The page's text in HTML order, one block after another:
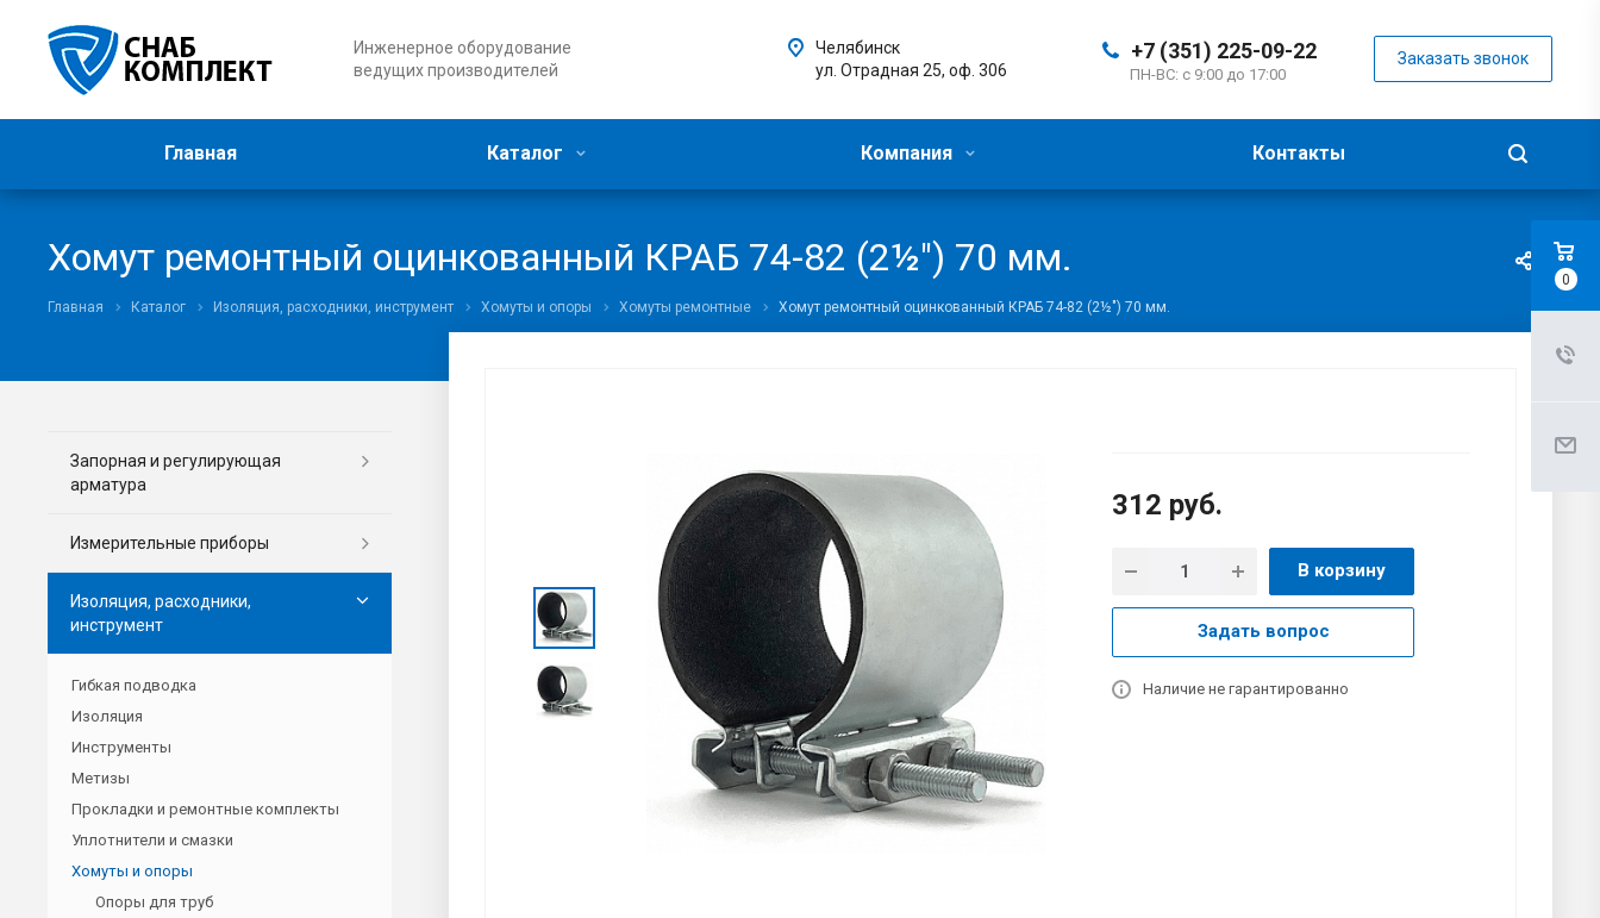
Инженерное оборудование
ведущих производителей
+7 (351) 225-09-22
ПН-ВС: с 9:00 до 17:00
Заказать звонок
Челябинск
ул. Отрадная 25, оф. 306
Главная Каталог Компания Контакты
Хомут ремонтный оцинкованный КРАБ 74-82 (2½") 70 мм.
Главная Каталог Изоляция, расходники, инструмент Хомуты и опоры Хомуты ремонтные Хомут ремонтный оцинкованный КРАБ 74-82 (2½") 70 мм.
312 руб.
В корзину
Задать вопрос
Наличие не гарантированно
Запорная и регулирующая
арматура
Измерительные приборы
Изоляция, расходники,
инструмент
Гибкая подводка
Изоляция
Инструменты
Метизы
Прокладки и ремонтные комплекты
Уплотнители и смазки
Хомуты и опоры
Опоры для труб
0